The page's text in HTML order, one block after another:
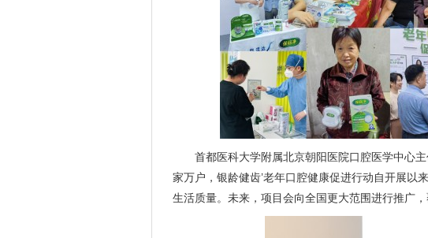
首都医科大学附属北京朝阳医院口腔医学中心
家万户，银龄健齿’老年口腔健康促进行动自开展以
生活质量。未来，项目会向全国更大范围进行推广